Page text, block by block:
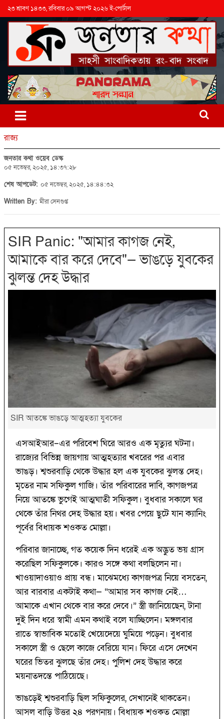
২৩ শ্রাবণ ১৪৩৩, রবিবার ০৯ আগস্ট ২০২৬ ই-পোর্টাল
রাজ্য
জনতার কথা ওয়েব ডেস্ক
০৫ নভেম্বর, ২০২৫, ১৪:৩৭:২৮
শেষ আপডেট: ০৫ নভেম্বর, ২০২৫, ১৪:৪৪:৩২
Written By:মীরা সেনগুপ্ত
SIR Panic: "আমার কাগজ নেই,
আমাকে বার করে দেবে"— ভাঙড়ে যুবকের
ঝুলন্ত দেহ উদ্ধার
SIR আতঙ্কে ভাঙড়ে আত্মহত্যা যুবকের
এসআইআর–এর পরিবেশ ঘিরে আরও এক মৃত্যুর ঘটনা।
রাজ্যের বিভিন্ন জায়গায় আত্মহত্যার খবরের পর এবার
ভাঙড়। শ্বশুরবাড়ি থেকে উদ্ধার হল এক যুবকের ঝুলন্ত দেহ।
মৃতের নাম সফিকুল গাজি। তাঁর পরিবারের দাবি, কাগজপত্র
নিয়ে আতঙ্কে ভুগেই আত্মঘাতী সফিকুল। বুধবার সকালে ঘর
থেকে তাঁর নিথর দেহ উদ্ধার হয়। খবর পেয়ে ছুটে যান ক্যানিং
পূর্বের বিধায়ক শওকত মোল্লা।
পরিবার জানাচ্ছে, গত কয়েক দিন ধরেই এক অদ্ভুত ভয় গ্রাস
করেছিল সফিকুলকে। কারও সঙ্গে কথা বলছিলেন না।
খাওয়াদাওয়াও প্রায় বন্ধ। মাঝেমধ্যে কাগজপত্র নিয়ে বসতেন,
আর বারবার একটাই কথা— “আমার সব কাগজ নেই…
আমাকে এখান থেকে বার করে দেবে।” স্ত্রী জানিয়েছেন, টানা
দুই দিন ধরে স্বামী এমন কথাই বলে যাচ্ছিলেন। মঙ্গলবার
রাতে স্বাভাবিক মতোই খেয়েদেয়ে ঘুমিয়ে পড়েন। বুধবার
সকালে স্ত্রী ও ছেলে কাজে বেরিয়ে যান। ফিরে এসে দেখেন
ঘরের ভিতর ঝুলছে তাঁর দেহ। পুলিশ দেহ উদ্ধার করে
ময়নাতদন্তে পাঠিয়েছে।
ভাঙড়েই শ্বশুরবাড়ি ছিল সফিকুলের, সেখানেই থাকতেন।
আসল বাড়ি উত্তর ২৪ পরগনায়। বিধায়ক শওকত মোল্লা